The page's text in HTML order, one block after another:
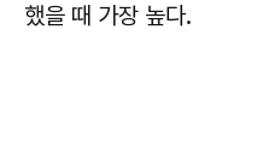
했을 때 가장 높다.